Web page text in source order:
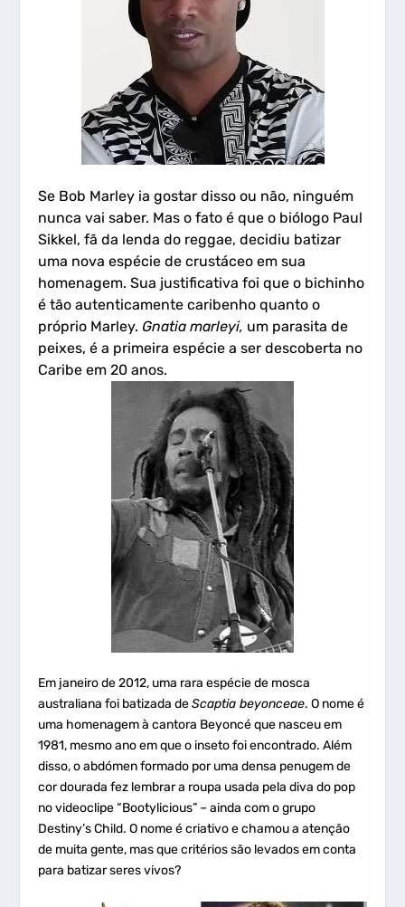
Se Bob Marley ia gostar disso ou não, ninguém
nunca vai saber. Mas o fato é que o biólogo Paul
Sikkel, fã da lenda do reggae, decidiu batizar
uma nova espécie de crustáceo em sua
homenagem. Sua justificativa foi que o bichinho
é tão autenticamente caribenho quanto o
próprio Marley. Gnatia marleyi, um parasita de
peixes, é a primeira espécie a ser descoberta no
Caribe em 20 anos.
Em janeiro de 2012, uma rara espécie de mosca
australiana foi batizada deScaptia beyonceae. O nome é
uma homenagem à cantora Beyoncé que nasceu em
1981, mesmo ano em que o inseto foi encontrado. Além
disso, o abdómen formado por uma densa penugem de
cor dourada fez lembrar a roupa usada pela diva do pop
no videoclipe “Bootylicious” – ainda com o grupo
Destiny’s Child. O nome é criativo e chamou a atenção
de muita gente, mas que critérios são levados em conta
para batizar seres vivos?